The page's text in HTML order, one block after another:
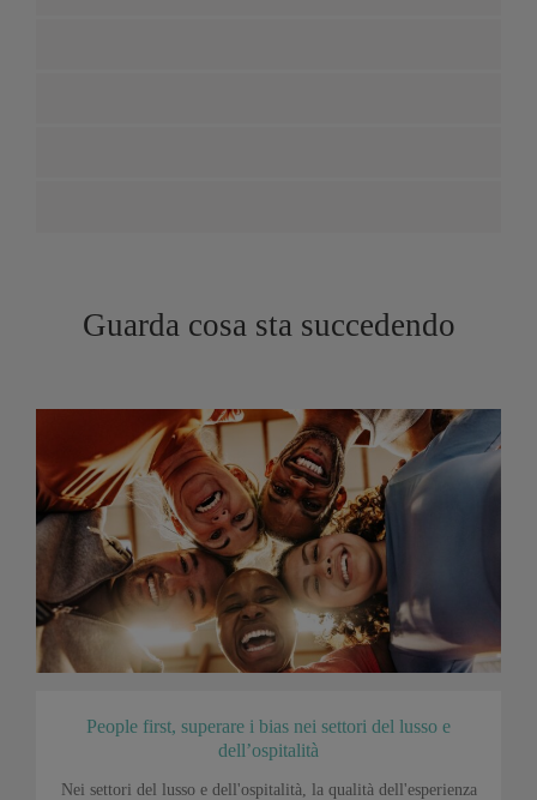
Guarda cosa sta succedendo
People first, superare i bias nei settori del lusso e
dell’ospitalità
Nei settori del lusso e dell'ospitalità, la qualità dell'esperienza